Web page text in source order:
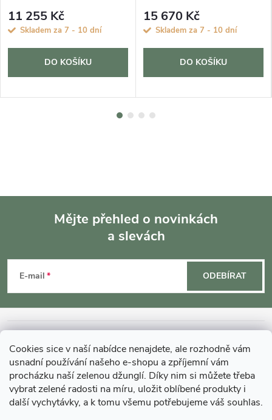
Cookies sice v naší nabídce nenajdete, ale rozhodně vám
usnadní používání našeho e-shopu a zpříjemní vám
procházku naší zelenou džunglí. Díky nim si můžete třeba
vybrat zelené radosti na míru, uložit oblíbené produkty i
další vychytávky, a k tomu všemu potřebujeme váš souhlas.
11 255 Kč
Skladem za 7 - 10 dní
DO KOŠÍKU
15 670 Kč
Skladem za 7 - 10 dní
DO KOŠÍKU
p
a
Mějte přehled o novinkách
a slevách
E-mail ODEBÍRAT
MOHLO BY VÁS ZAJÍMAT
O GARDNERS